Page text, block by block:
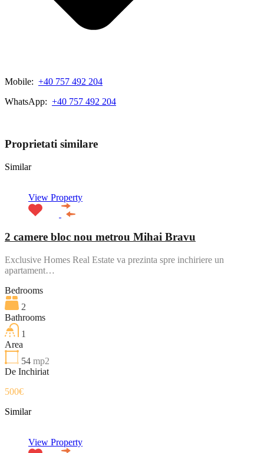
Mobile: +40 757 492 204
WhatsApp: +40 757 492 204
Proprietati similare
Similar
View Property
2 camere bloc nou metrou Mihai Bravu
Exclusive Homes Real Estate va prezinta spre inchiriere un
apartament…
Bedrooms
2
Bathrooms
1
Area
54 mp2
De Inchiriat
500€
Similar
View Property